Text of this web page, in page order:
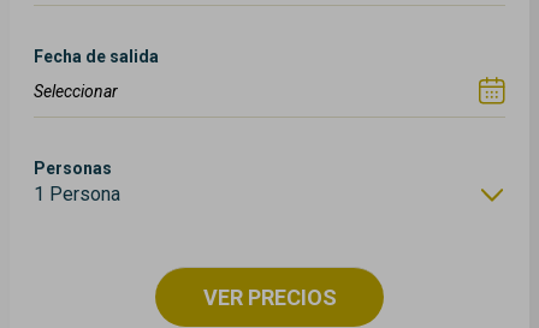
Fecha de salida
Personas
1 Persona
VER PRECIOS